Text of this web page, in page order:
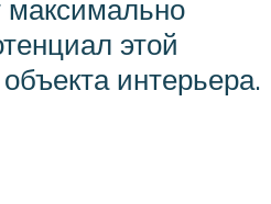
максимально
этой
интерьера.